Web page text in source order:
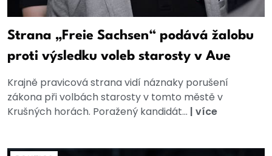
Strana „Freie Sachsen“ podává žalobu
proti výsledku voleb starosty v Aue
Krajně pravicová strana vidí náznaky porušení
zákona při volbách starosty v tomto městě v
Krušných horách. Poražený kandidát... | více